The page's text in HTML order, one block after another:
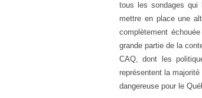
tous les sondages qui
mettre en place une
complètement
grande partie de la
CAQ, dont les
représentent la
dangereuse pour le